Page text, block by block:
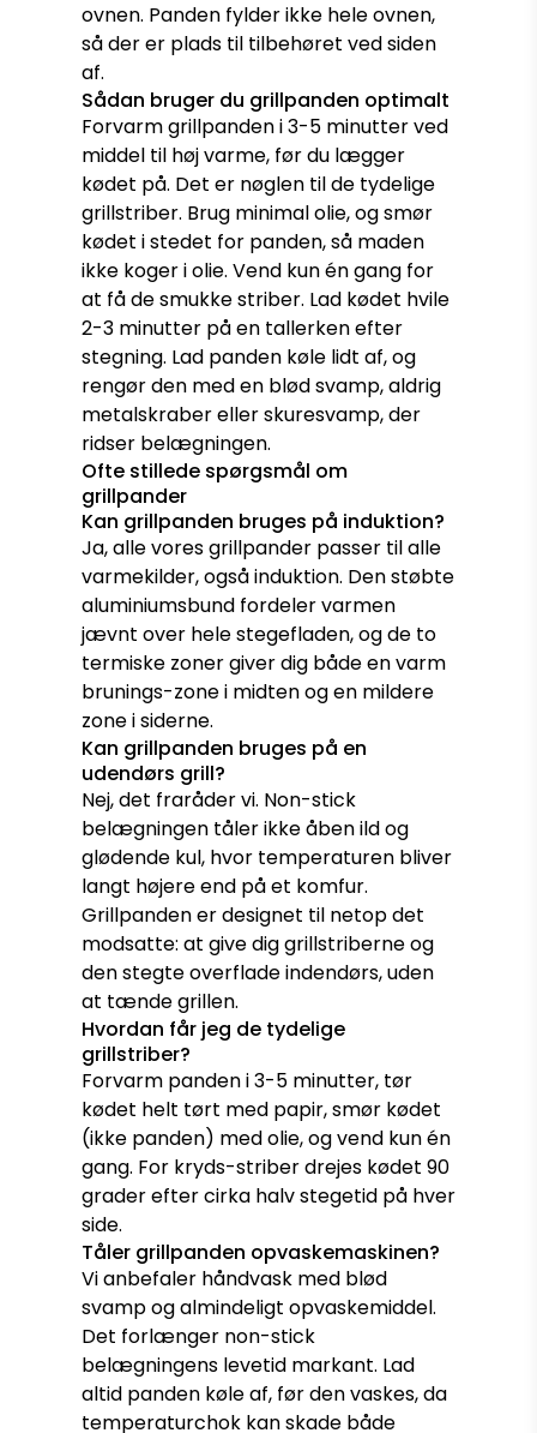
ovnen. Panden fylder ikke hele ovnen,
så der er plads til tilbehøret ved siden
af.
Sådan bruger du grillpanden optimalt
Forvarm grillpanden i 3-5 minutter ved
middel til høj varme, før du lægger
kødet på. Det er nøglen til de tydelige
grillstriber. Brug minimal olie, og smør
kødet i stedet for panden, så maden
ikke koger i olie. Vend kun én gang for
at få de smukke striber. Lad kødet hvile
2-3 minutter på en tallerken efter
stegning. Lad panden køle lidt af, og
rengør den med en blød svamp, aldrig
metalskraber eller skuresvamp, der
ridser belægningen.
Ofte stillede spørgsmål om
grillpander
Kan grillpanden bruges på induktion?
Ja, alle vores grillpander passer til alle
varmekilder, også induktion. Den støbte
aluminiumsbund fordeler varmen
jævnt over hele stegefladen, og de to
termiske zoner giver dig både en varm
brunings-zone i midten og en mildere
zone i siderne.
Kan grillpanden bruges på en
udendørs grill?
Nej, det fraråder vi. Non-stick
belægningen tåler ikke åben ild og
glødende kul, hvor temperaturen bliver
langt højere end på et komfur.
Grillpanden er designet til netop det
modsatte: at give dig grillstriberne og
den stegte overflade indendørs, uden
at tænde grillen.
Hvordan får jeg de tydelige
grillstriber?
Forvarm panden i 3-5 minutter, tør
kødet helt tørt med papir, smør kødet
(ikke panden) med olie, og vend kun én
gang. For kryds-striber drejes kødet 90
grader efter cirka halv stegetid på hver
side.
Tåler grillpanden opvaskemaskinen?
Vi anbefaler håndvask med blød
svamp og almindeligt opvaskemiddel.
Det forlænger non-stick
belægningens levetid markant. Lad
altid panden køle af, før den vaskes, da
temperaturchok kan skade både